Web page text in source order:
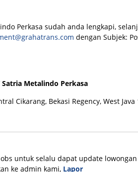
Perkasa sudah anda lengkapi,
dengan Subjek:
Satria Metalindo Perkasa
Cikarang, Bekasi Regency, West Java
untuk selalu dapat update lowongan
ke admin kami, Lapor